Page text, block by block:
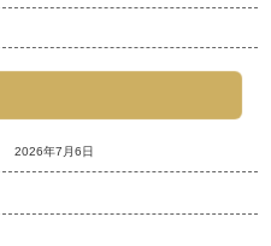
2026年7月6日